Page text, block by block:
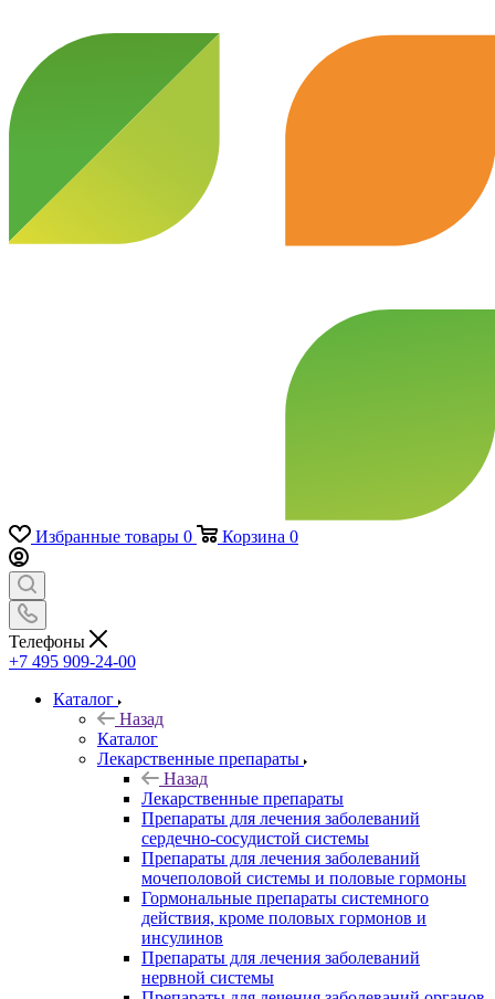
Избранные товары 0 Корзина 0
Телефоны
+7 495 909-24-00
Каталог
Назад
Каталог
Лекарственные препараты
Назад
Лекарственные препараты
Препараты для лечения заболеваний
сердечно-сосудистой системы
Препараты для лечения заболеваний
мочеполовой системы и половые гормоны
Гормональные препараты системного
действия, кроме половых гормонов и
инсулинов
Препараты для лечения заболеваний
нервной системы